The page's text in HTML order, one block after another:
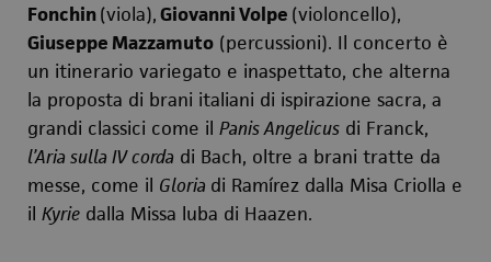
Fonchin(viola),Giovanni Volpe (violoncello),
Giuseppe Mazzamuto (percussioni). Il concerto è
un itinerario variegato e inaspettato, che alterna
la proposta di brani italiani di ispirazione sacra, a
grandi classici come il Panis Angelicus di Franck,
l’Aria sulla IV corda di Bach, oltre a brani tratte da
messe, come il Gloria di Ramírez dalla Misa Criolla e
il Kyrie dalla Missa luba di Haazen.